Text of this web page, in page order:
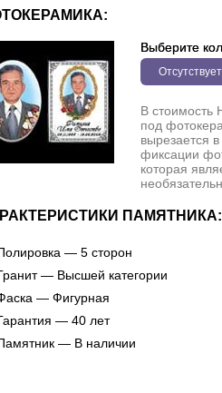
Выберите
Отсутствует
В стоимость
под
вырезается
фиксации
которая
ПАМЯТНИКА:
— 5 сторон
— Высшей категории
— Фигурная
— 40 лет
— В наличии